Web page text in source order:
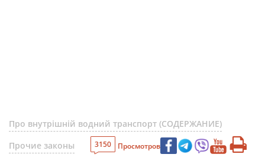
Про внутрішній водний транспорт (СОДЕРЖАНИЕ)
Прочие законы
3150 Просмотров